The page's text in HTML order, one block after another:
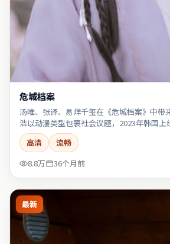
危城档案
汤唯、张译、易烊千玺在《危城档案》中带
浩以动漫类型包裹社会议题，2023年韩国上
高清
流畅
8.8万
36个月前
最新